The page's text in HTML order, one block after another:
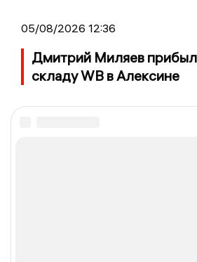
05/08/2026 12:36
Дмитрий Миляев
складу WB в Алексине